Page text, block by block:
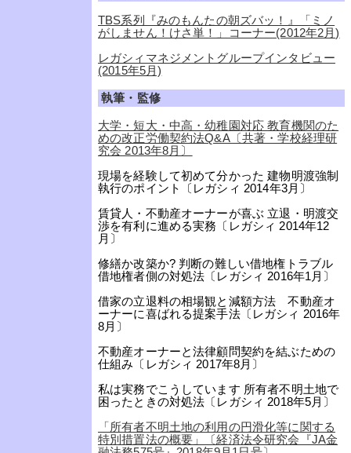
TBS系列『みのもんたの朝ズバッ！』「ミノ
がしません！けさ単！」コーナー(2012年2月)
レガシィマネジメントグループインタビュー
(2015年5月)
執筆・監修
大学・短大・中高・幼稚園対応 教育機関のた
めの改正労働契約法Q&A〔共著・学校経理研
究会 2013年8月〕
現場を経験して初めて分かった 建物明渡強制
執行のポイント〔レガシィ 2014年3月〕
賃貸人・不動産オーナーが喜ぶ 立退・明渡交
渉を有利に進める実務〔レガシィ 2014年12
月〕
修繕か改築か? 判断の難しい借地権トラブル
借地権者側の対処法〔レガシィ 2016年1月〕
借家の立退料の相場観と減額方法 不動産オ
ーナーに喜ばれる提案手法〔レガシィ 2016年
8月〕
不動産オーナーと法律顧問契約を結ぶための
仕組み〔レガシィ 2017年8月〕
私は実務でこうしています 所有者不明土地で
困ったときの対処法〔レガシィ 2018年5月〕
「所有者不明土地の利用の円滑化等に関する
特別措置法の概要」〔経済法令研究会『JA金